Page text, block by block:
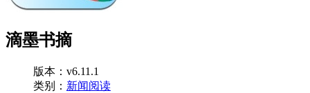
滴墨书摘
版本：v6.11.1
类别： 新闻阅读